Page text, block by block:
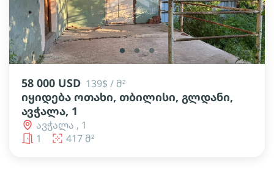
lens lens lens
58 000 USD 139$ / მ²
იყიდება ოთახი, თბილისი, გლდანი,
ავჭალა, 1
ავჭალა , 1
1
417 მ²